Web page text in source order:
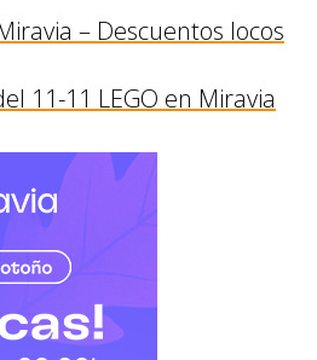
– Descuentos locos
11-11 LEGO en Miravia